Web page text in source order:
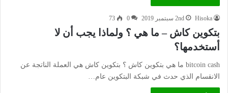
Hisoka 2nd سبتمبر 2019 0
73
بتكوين كاش – ما هي ؟ ولماذا يجب أن لا
أستخدمها؟
bitcoin cash ما هي بتكوين كاش ؟ بتكوين كاش هي العملة الناتجة عن
الانقسام الذي حدث في شبكة البتكوين عام…